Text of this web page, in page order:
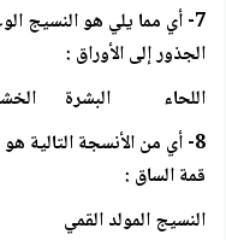
7- أي مما يلي هو النسيج
الجذور إلى الأوراق :
اللحاء البشرة
8- أي من الأنسجة التالية
قمة الساق :
النسيج المولد القمي